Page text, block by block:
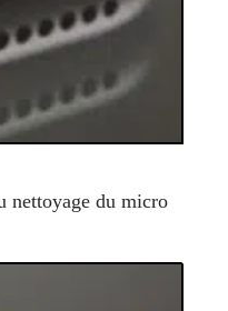
nettoyage du micro